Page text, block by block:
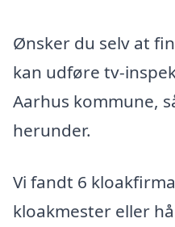
Ønsker du selv at
kan udføre tv-
Aarhus kommune,
herunder.
Vi fandt 6
kloakmester eller